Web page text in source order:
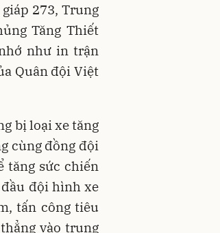
273, Trung
Tăng Thiết
như in trận
Quân đội Việt
bị loại xe tăng
cùng đồng đội
tăng sức chiến
đội hình xe
tấn công tiêu
vào trung